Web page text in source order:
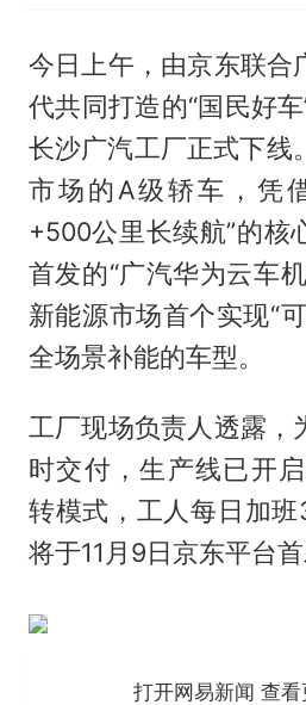
今日上午，由京东联合
代共同打造的“国民好
长沙广汽工厂正式下线
市场的A级轿车，凭
+500公里长续航”的核
首发的“广汽华为云车
新能源市场首个实现“
全场景补能的车型。
工厂现场负责人透露，
时交付，生产线已开
转模式，工人每日加
将于11月9日京东平台首
打开网易新闻 查